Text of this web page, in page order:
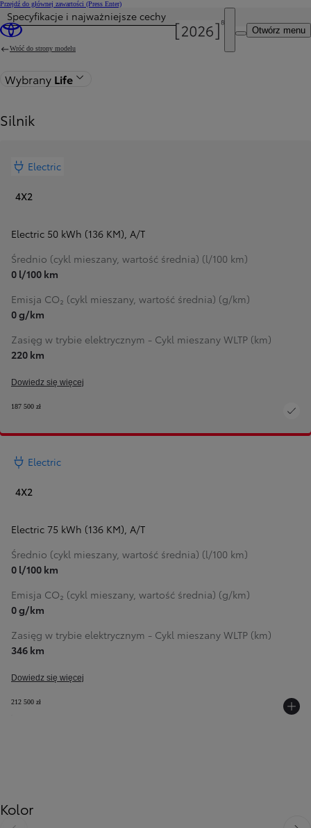
Przejdź do głównej zawartości (Press Enter)
Otwórz menu
Specyfikacje i najważniejsze cechy
Wróć do strony modelu
Wybrany Life
Silnik
Electric
4X2
Electric 50 kWh (136 KM), A/T
Średnio (cykl mieszany, wartość średnia) (l/100 km)
0 l/100 km
Emisja CO₂ (cykl mieszany, wartość średnia) (g/km)
0 g/km
Zasięg w trybie elektrycznym - Cykl mieszany WLTP (km)
220 km
Dowiedz się więcej
187 500 zł
Electric
4X2
Electric 75 kWh (136 KM), A/T
Średnio (cykl mieszany, wartość średnia) (l/100 km)
0 l/100 km
Emisja CO₂ (cykl mieszany, wartość średnia) (g/km)
0 g/km
Zasięg w trybie elektrycznym - Cykl mieszany WLTP (km)
346 km
Dowiedz się więcej
212 500 zł
Kolor